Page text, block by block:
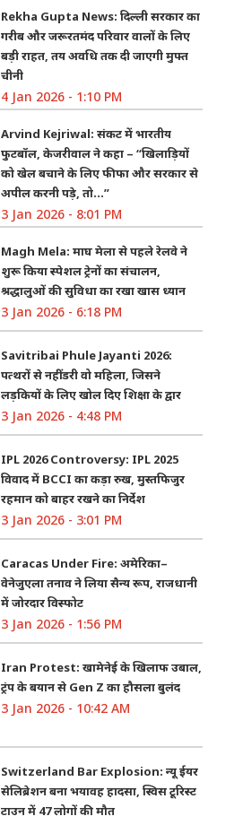
Rekha Gupta News: दिल्ली सरकार का
गरीब और जरूरतमंद परिवार वालों के लिए
बड़ी राहत, तय अवधि तक दी जाएगी मुफ्त
चीनी
4 Jan 2026 - 1:10 PM
Arvind Kejriwal: संकट में भारतीय
फुटबॉल, केजरीवाल ने कहा – “खिलाड़ियों
को खेल बचाने के लिए फीफा और सरकार से
अपील करनी पड़े, तो…”
3 Jan 2026 - 8:01 PM
Magh Mela: माघ मेला से पहले रेलवे ने
शुरू किया स्पेशल ट्रेनों का संचालन,
श्रद्धालुओं की सुविधा का रखा खास ध्यान
3 Jan 2026 - 6:18 PM
Savitribai Phule Jayanti 2026:
पत्थरों से नहीं डरी वो महिला, जिसने
लड़कियों के लिए खोल दिए शिक्षा के द्वार
3 Jan 2026 - 4:48 PM
IPL 2026 Controversy: IPL 2025
विवाद में BCCI का कड़ा रुख, मुस्तफिजुर
रहमान को बाहर रखने का निर्देश
3 Jan 2026 - 3:01 PM
Caracas Under Fire: अमेरिका–
वेनेजुएला तनाव ने लिया सैन्य रूप, राजधानी
में जोरदार विस्फोट
3 Jan 2026 - 1:56 PM
Iran Protest: खामेनेई के खिलाफ उबाल,
ट्रंप के बयान से Gen Z का हौसला बुलंद
3 Jan 2026 - 10:42 AM
Switzerland Bar Explosion: न्यू ईयर
सेलिब्रेशन बना भयावह हादसा, स्विस टूरिस्ट
टाउन में 47 लोगों की मौत